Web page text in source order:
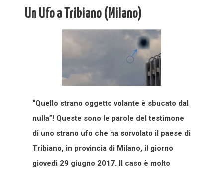
Un Ufo a Tribiano (Milano)
“Quello strano oggetto volante è sbucato dal
nulla”! Queste sono le parole del testimone
di uno strano ufo che ha sorvolato il paese di
Tribiano, in provincia di Milano, il giorno
giovedi 29 giugno 2017. Il caso è molto